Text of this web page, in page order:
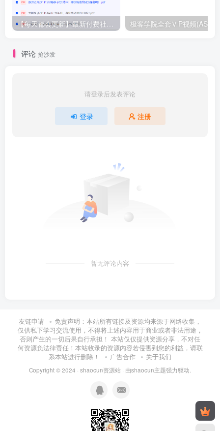
【每天都会更新】最新付费社群公众号文章 极客学院全套ⅥP视频(AS版)
评论 抢沙发
请登录后发表评论
登录 注册
暂无评论内容
友链申请
免责声明：本站所有链接及资源均来源于网络收集，
仅供私下学习交流使用，不得将上述内容用于商业或者非法用途，
否则产生的一切后果自行承担！ 本站仅仅提供资源分享，不对任
何资源负法律责任！本站收录的资源内容若侵害到您的利益，请联
系本站进行删除！
广告合作 关于我们
Copyright © 2024 · shaocun资源站 · 由shaocun主题强力驱动.